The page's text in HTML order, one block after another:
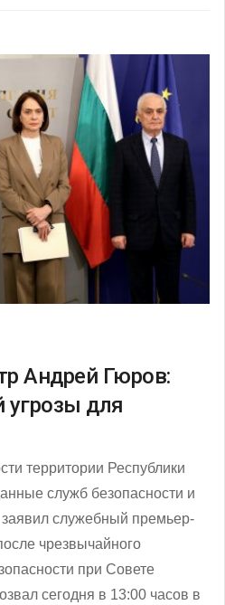
Андрей Гюров:
для
территории Республики
служб безопасности и
служебный премьер-
чрезвычайного
при Совете
сегодня в 13:00 часов в